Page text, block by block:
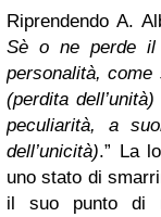
Riprendendo A.
Sè o ne perde il
personalità,
(perdita
peculiarità, a
dell’unicità).” La
uno stato di
il suo punto di